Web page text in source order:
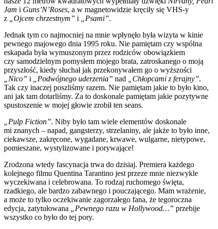
Jam i Guns’N’Roses, a w magnetowidzie kręciły się VHS-y
z „Ojcem chrzestnym” i „Psami”.
Jednak tym co najmocniej na mnie wpłynęło była wizyta w kinie
pewnego majowego dnia 1995 roku. Nie pamiętam czy wspólna
eskapada była wymuszonym przez rodziców obowiązkiem
czy samodzielnym pomysłem mojego brata, zatroskanego o moją
przyszłość, kiedy słuchał jak przekonywałem go o wyższości
„Nico” i „Podwójnego uderzenia” nad „Chłopcami z ferajny”.
Tak czy inaczej poszliśmy razem. Nie pamiętam jakie to było kino,
ani jak tam dotarliśmy. Za to doskonale pamiętam jakie pozytywne
spustoszenie w mojej głowie zrobił ten seans.
„Pulp Fiction”. Niby było tam wiele elementów doskonale
mi znanych – napad, gangsterzy, strzelaniny, ale jakże to było inne,
ciekawsze, zakręcone, wygadane, krwawe, wulgarne, nietypowe,
pomieszane, wystylizowane i porywające!
Zrodzona wtedy fascynacja trwa do dzisiaj. Premiera każdego
kolejnego filmu Quentina Tarantino jest przeze mnie niezwykle
wyczekiwana i celebrowana. To rodzaj ruchomego święta,
rzadkiego, ale bardzo zabawnego i pouczającego. Mam wrażenie,
a może to tylko oczekiwanie zagorzałego fana, że tegoroczna
edycja, zatytułowana „Pewnego razu w Hollywood…” przebije
wszystko co było do tej pory.